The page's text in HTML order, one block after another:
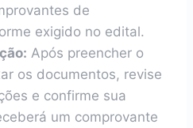
de
exigido no edital.
Após preencher o
os documentos, revise
e confirme sua
um comprovante